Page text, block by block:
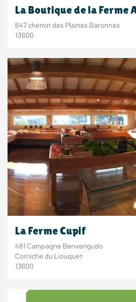
La Boutique de la Ferme
647 chemin des Plaines Baronnes
13600
La Ferme Cupif
481 Campagne Benvengudo
Corniche du Liouquet
13600